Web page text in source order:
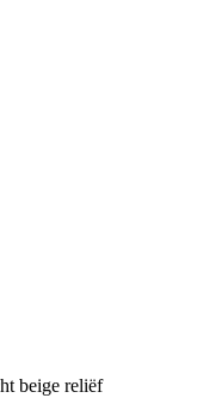
beige reliëf